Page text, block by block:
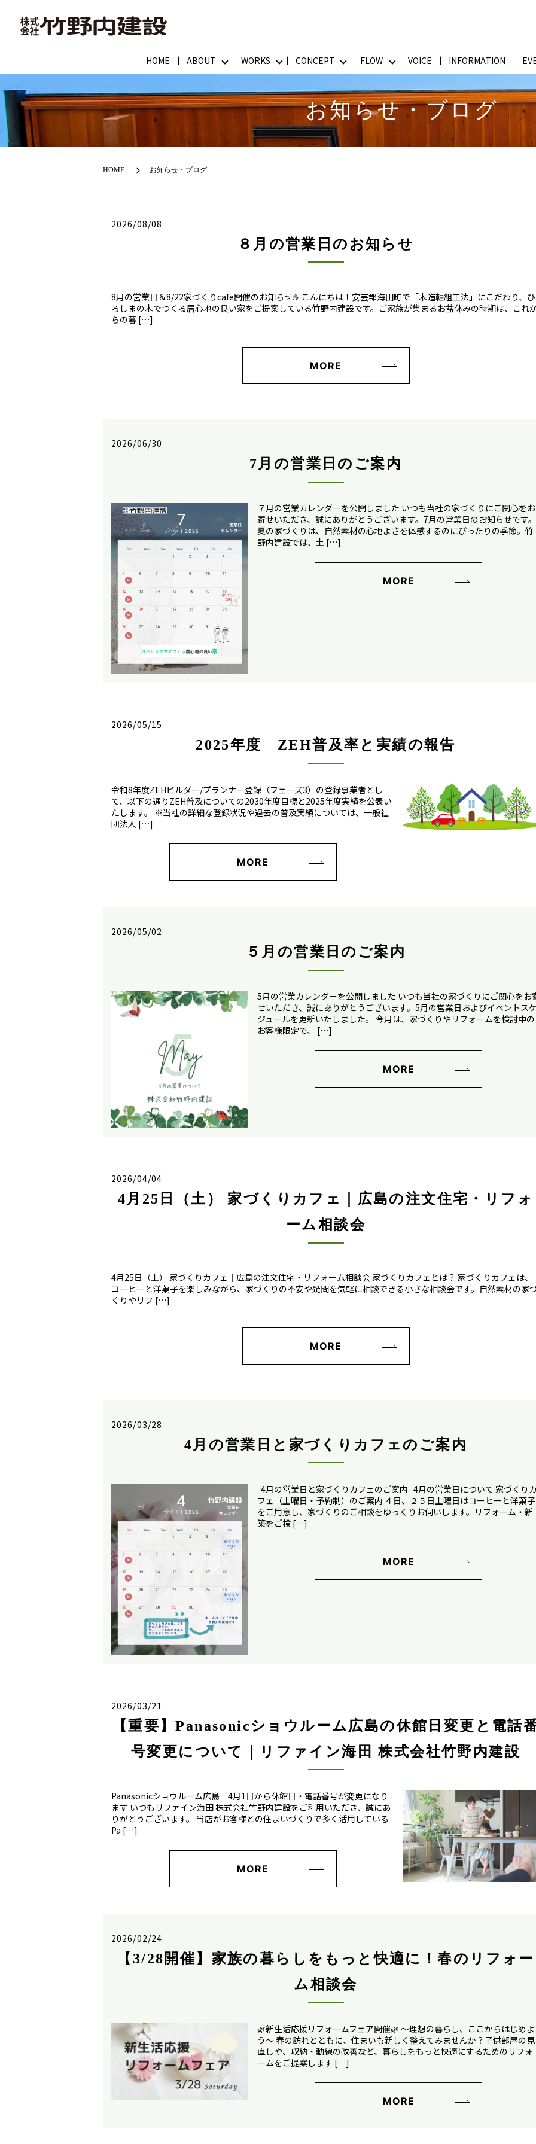
HOME ABOUT WORKS CONCEPT FLOW VOICE INFORMATION
お知らせ・ブログ
HOME お知らせ・ブログ
2026/08/08
８月の営業日のお知らせ
8月の営業日＆8/22家づくりcafe開催のお知らせ☕ こんにちは！安芸郡海田町で「木造軸組工法」にこだわり、ひ
ろしまの木でつくる居心地の良い家をご提案している竹野内建設です。ご家族が集まるお盆休みの時期は、これ
らの暮 […]
MORE
2026/06/30
7月の営業日のご案内
７月の営業カレンダーを公開しました いつも当社の家づくりにご関心をお
寄せいただき、誠にありがとうございます。7月の営業日のお知らせです。
夏の家づくりは、自然素材の心地よさを体感するのにぴったりの季節。竹
野内建設では、土 […]
MORE
2026/05/15
2025年度 ZEH普及率と実績の報告
令和8年度ZEHビルダー/プランナー登録（フェーズ3）の登録事業者とし
て、以下の通りZEH普及についての2030年度目標と2025年度実績を公表い
たします。 ※当社の詳細な登録状況や過去の普及実績については、一般社
団法人 […]
MORE
2026/05/02
５月の営業日のご案内
5月の営業カレンダーを公開しました いつも当社の家づくりにご関心をお
せいただき、誠にありがとうございます。5月の営業日およびイベントス
ジュールを更新いたしました。 今月は、家づくりやリフォームを検討中の
お客様限定で、 […]
MORE
2026/04/04
4月25日（土） 家づくりカフェ｜広島の注文住宅・リフォ
ーム相談会
4月25日（土） 家づくりカフェ｜広島の注文住宅・リフォーム相談会 家づくりカフェとは？ 家づくりカフェは、
コーヒーと洋菓子を楽しみながら、家づくりの不安や疑問を気軽に相談できる小さな相談会です。自然素材の家
くりやリフ […]
MORE
2026/03/28
4月の営業日と家づくりカフェのご案内
4月の営業日と家づくりカフェのご案内 4月の営業日について 家づくり
フェ（土曜日・予約制）のご案内 ４日、２５日土曜日はコーヒーと洋菓子
をご用意し、家づくりのご相談をゆっくりお伺いします。リフォーム・新
築をご検 […]
MORE
2026/03/21
【重要】Panasonicショウルーム広島の休館日変更と電話
号変更について｜リファイン海田 株式会社竹野内建設
Panasonicショウルーム広島｜4月1日から休館日・電話番号が変更になり
ます いつもリファイン海田 株式会社竹野内建設をご利用いただき、誠にあ
りがとうございます。 当店がお客様との住まいづくりで多く活用している
Pa […]
MORE
2026/02/24
【3/28開催】家族の暮らしをもっと快適に！春のリフォー
ム相談会
🌿新生活応援リフォームフェア開催🌿 ～理想の暮らし、ここからはじめよ
う～ 春の訪れとともに、住まいも新しく整えてみませんか？子供部屋の見
直しや、収納・動線の改善など、暮らしをもっと快適にするためのリフォ
ームをご提案します […]
MORE